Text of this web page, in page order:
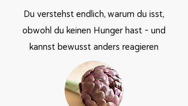
Du verstehst endlich, warum du isst,
obwohl du keinen Hunger hast – und
kannst bewusst anders reagieren